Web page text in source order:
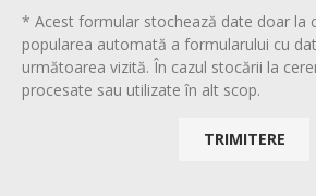
* Acest formular stochează date doar la
popularea automată a formularului cu
următoarea vizită. În cazul stocării la
procesate sau utilizate în alt scop.